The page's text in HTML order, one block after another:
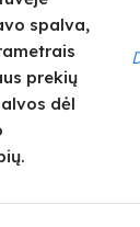
spalva,
prekių
dėl